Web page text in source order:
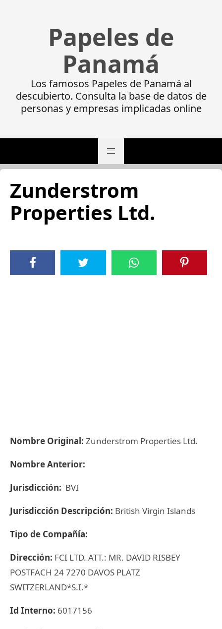
Papeles de
Panamá
Los famosos Papeles de Panamá al
descubierto. Consulta la base de datos de
personas y empresas implicadas online
Zunderstrom
Properties Ltd.
Nombre Original: Zunderstrom Properties Ltd.
Nombre Anterior:
Jurisdicción: BVI
Jurisdicción Descripción: British Virgin Islands
Tipo de Compañía:
Dirección: FCI LTD. ATT.: MR. DAVID RISBEY
POSTFACH 24 7270 DAVOS PLATZ
SWITZERLAND*S.I.*
Id Interno: 6017156